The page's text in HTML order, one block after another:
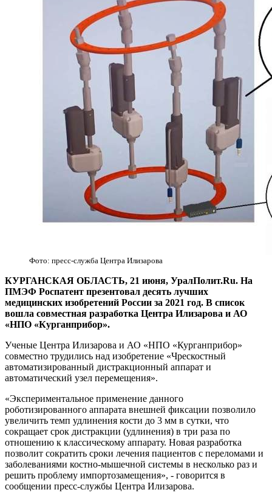
Фото: пресс-служба Центра Илизарова
КУРГАНСКАЯ ОБЛАСТЬ, 21 июня, УралПолит.Ru. На
ПМЭФ Роспатент презентовал десять лучших
медицинских изобретений России за 2021 год. В список
вошла совместная разработка Центра Илизарова и АО
«НПО «Курганприбор».
Ученые Центра Илизарова и АО «НПО «Курганприбор»
совместно трудились над изобретение «Чрескостный
автоматизированный дистракционный аппарат и
автоматический узел перемещения».
«Экспериментальное применение данного
роботизированного аппарата внешней фиксации позволило
увеличить темп удлинения кости до 3 мм в сутки, что
сокращает срок дистракции (удлинения) в три раза по
отношению к классическому аппарату. Новая разработка
позволит сократить сроки лечения пациентов с переломами и
заболеваниями костно-мышечной системы в несколько раз и
решить проблему импортозамещения», - говорится в
сообщении пресс-службы Центра Илизарова.